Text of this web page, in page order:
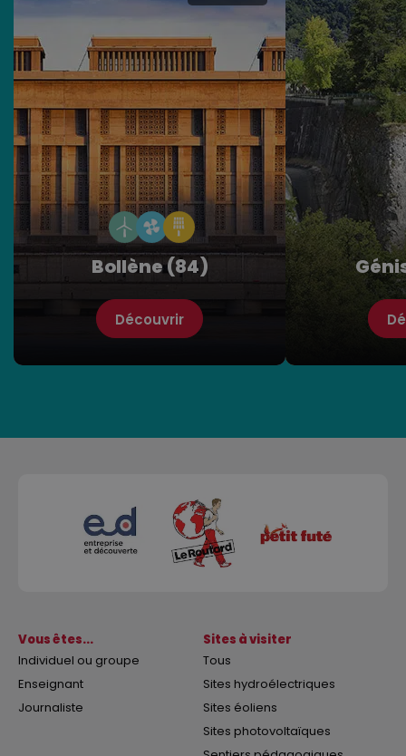
Bollène (84)
Découvrir
Vous êtes...
Individuel ou groupe
Enseignant
Journaliste
Sites à visiter
Tous
Sites hydroélectriques
Sites éoliens
Sites photovoltaïques